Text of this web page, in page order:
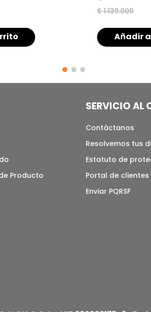
$ 1.139.000
Añadir
Producto
SERVICIO AL
Contáctanos
Resolvemos tus
Estatuto de
Portal de clientes
Enviar PQRSF